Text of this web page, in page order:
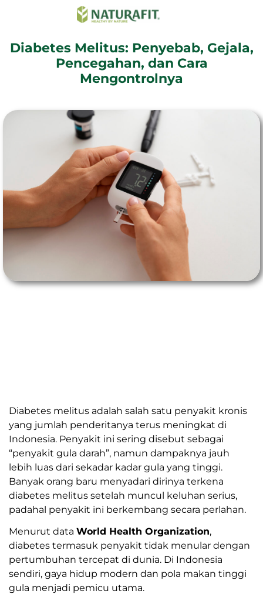
Diabetes Melitus: Penyebab, Gejala,
Pencegahan, dan Cara
Mengontrolnya
Diabetes melitus adalah salah satu penyakit kronis
yang jumlah penderitanya terus meningkat di
Indonesia. Penyakit ini sering disebut sebagai
“penyakit gula darah”, namun dampaknya jauh
lebih luas dari sekadar kadar gula yang tinggi.
Banyak orang baru menyadari dirinya terkena
diabetes melitus setelah muncul keluhan serius,
padahal penyakit ini berkembang secara perlahan.
Menurut data World Health Organization,
diabetes termasuk penyakit tidak menular dengan
pertumbuhan tercepat di dunia. Di Indonesia
sendiri, gaya hidup modern dan pola makan tinggi
gula menjadi pemicu utama.